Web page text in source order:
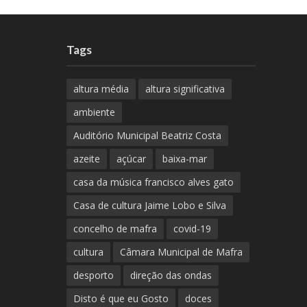
Tags
altura média
altura significativa
ambiente
Auditório Municipal Beatriz Costa
azeite
açúcar
baixa-mar
casa da música francisco alves gato
Casa de cultura Jaime Lobo e Silva
concelho de mafra
covid-19
cultura
Câmara Municipal de Mafra
desporto
direção das ondas
Disto é que eu Gosto
doces